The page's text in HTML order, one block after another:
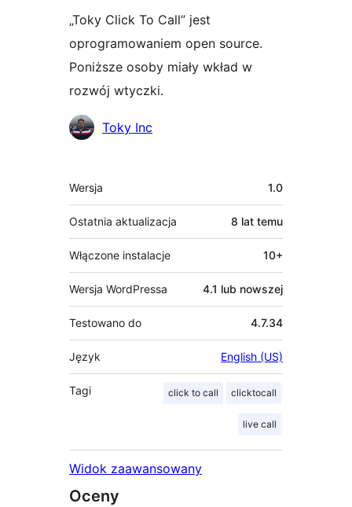
„Toky Click To Call” jest
oprogramowaniem open source.
Poniższe osoby miały wkład w
rozwój wtyczki.
Zaangażowani
Toky Inc
Meta
Wersja 1.0
Ostatnia aktualizacja 8 lat temu
Włączone instalacje 10+
Wersja WordPressa 4.1 lub nowszej
Testowano do 4.7.34
Język English (US)
Tagi click to call clicktocall
live call
Widok zaawansowany
Oceny